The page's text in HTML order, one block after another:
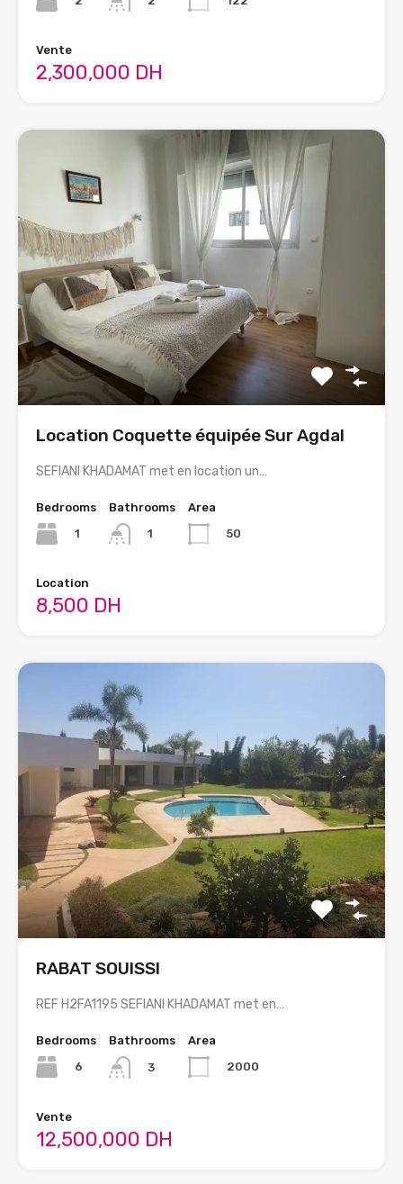
Vente
2,300,000 DH
Location Coquette équipée Sur Agdal
SEFIANI KHADAMAT met en location un…
Bedrooms
1
Bathrooms
1
Area
50
Location
8,500 DH
RABAT SOUISSI
REF H2FA1195 SEFIANI KHADAMAT met en…
Bedrooms
6
Bathrooms
3
Area
2000
Vente
12,500,000 DH